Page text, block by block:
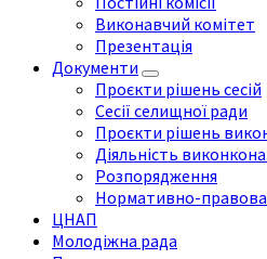
Виконавчий комітет
Презентація
Документи
Проєкти рішень сесій
Сесії селищної ради
Проєкти рішень
Діяльність
Розпорядження
Нормативно-правова
ЦНАП
Молодіжна рада